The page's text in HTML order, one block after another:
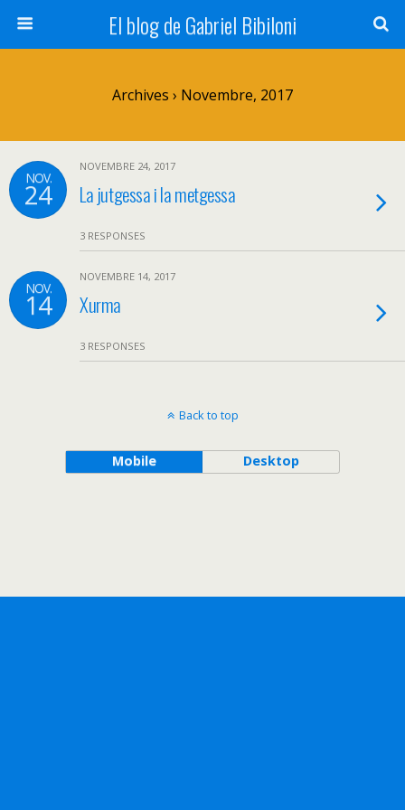
El blog de Gabriel Bibiloni
Archives › Novembre, 2017
NOV.
24
NOVEMBRE 24, 2017
La jutgessa i la metgessa
3 RESPONSES
NOV.
14
NOVEMBRE 14, 2017
Xurma
3 RESPONSES
Back to top
Mobile Desktop